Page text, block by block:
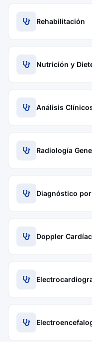
Rehabilitación
Nutrición y
Análisis
Radiología
Diagnóstico
Doppler